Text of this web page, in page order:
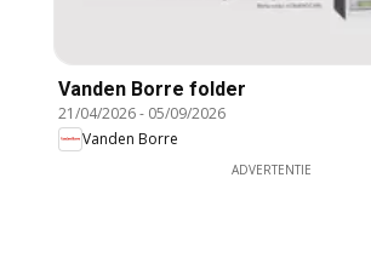
Vanden Borre folder
21/04/2026- 05/09/2026
Vanden Borre
ADVERTENTIE